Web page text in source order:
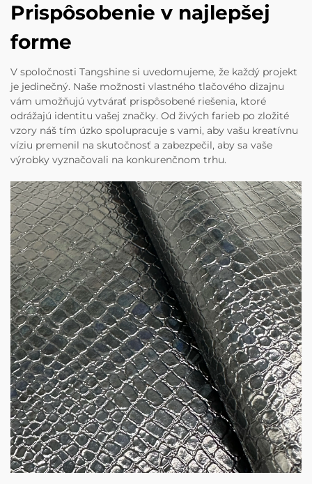
Prispôsobenie v najlepšej
forme
V spoločnosti Tangshine si uvedomujeme, že každý projekt
je jedinečný. Naše možnosti vlastného tlačového dizajnu
vám umožňujú vytvárať prispôsobené riešenia, ktoré
odrážajú identitu vašej značky. Od živých farieb po zložité
vzory náš tím úzko spolupracuje s vami, aby vašu kreatívnu
víziu premenil na skutočnosť a zabezpečil, aby sa vaše
výrobky vyznačovali na konkurenčnom trhu.